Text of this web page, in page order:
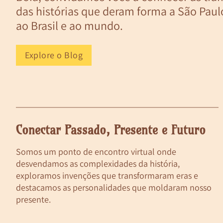
das histórias que deram forma a São
ao Brasil e ao mundo.
Explore o Blog
dos cemitérios de São
Urbanismo,Arte,Curiosidades,Datas Comemorativas,
Conectar Passado, Presente e Futuro
Somos um ponto de encontro virtual onde
desvendamos as complexidades da história,
exploramos invenções que transformaram eras e
destacamos as personalidades que moldaram nosso
presente.